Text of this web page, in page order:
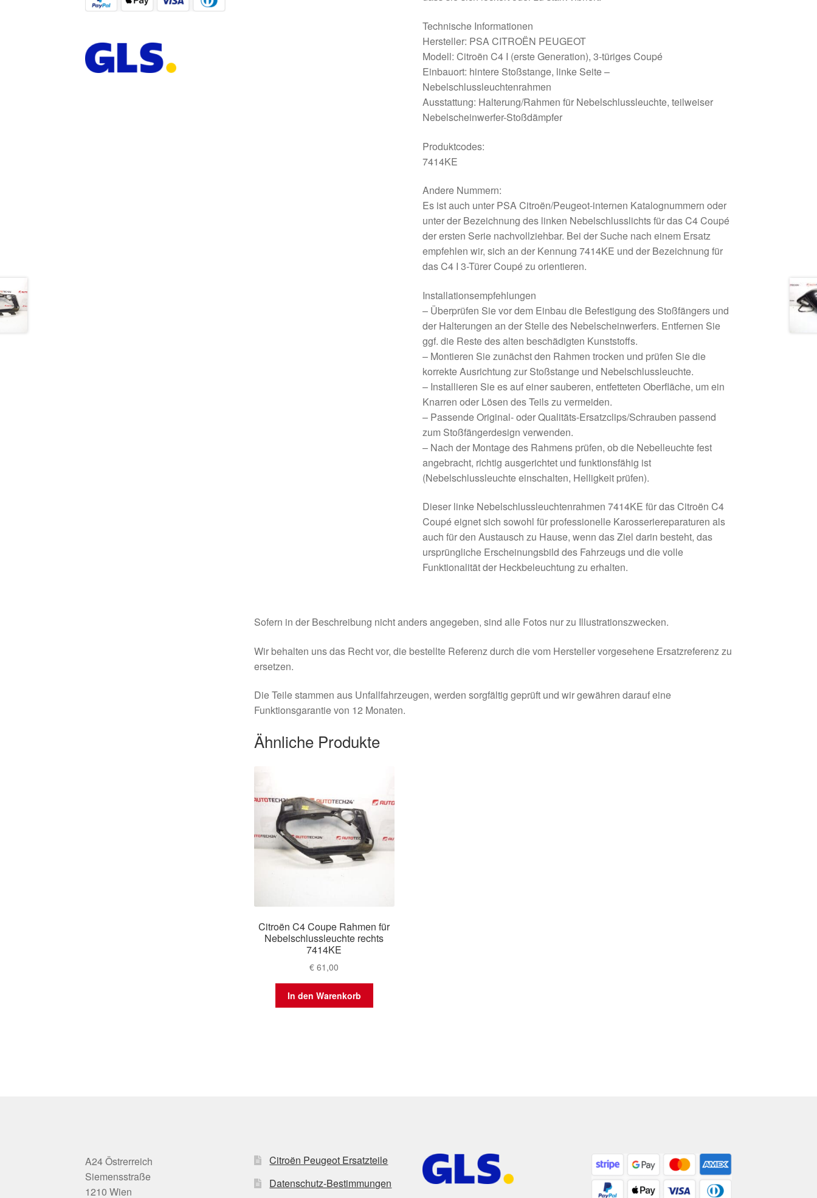
Technische Informationen
Hersteller: PSA CITROËN PEUGEOT
Modell: Citroën C4 I (erste Generation), 3-türiges Coupé
Einbauort: hintere Stoßstange, linke Seite –
Nebelschlussleuchtenrahmen
Ausstattung: Halterung/Rahmen für Nebelschlussleuchte, teilweiser
Nebelscheinwerfer-Stoßdämpfer
Produktcodes:
7414KE
Andere Nummern:
Es ist auch unter PSA Citroën/Peugeot-internen Katalognummern oder
unter der Bezeichnung des linken Nebelschlusslichts für das C4 Coupé
der ersten Serie nachvollziehbar. Bei der Suche nach einem Ersatz
empfehlen wir, sich an der Kennung 7414KE und der Bezeichnung für
das C4 I 3-Türer Coupé zu orientieren.
Installationsempfehlungen
– Überprüfen Sie vor dem Einbau die Befestigung des Stoßfängers und
der Halterungen an der Stelle des Nebelscheinwerfers. Entfernen Sie
ggf. die Reste des alten beschädigten Kunststoffs.
– Montieren Sie zunächst den Rahmen trocken und prüfen Sie die
korrekte Ausrichtung zur Stoßstange und Nebelschlussleuchte.
– Installieren Sie es auf einer sauberen, entfetteten Oberfläche, um ein
Knarren oder Lösen des Teils zu vermeiden.
– Passende Original- oder Qualitäts-Ersatzclips/Schrauben passend
zum Stoßfängerdesign verwenden.
– Nach der Montage des Rahmens prüfen, ob die Nebelleuchte fest
angebracht, richtig ausgerichtet und funktionsfähig ist
(Nebelschlussleuchte einschalten, Helligkeit prüfen).
Dieser linke Nebelschlussleuchtenrahmen 7414KE für das Citroën C4
Coupé eignet sich sowohl für professionelle Karosseriereparaturen als
auch für den Austausch zu Hause, wenn das Ziel darin besteht, das
ursprüngliche Erscheinungsbild des Fahrzeugs und die volle
Funktionalität der Heckbeleuchtung zu erhalten.
Sofern in der Beschreibung nicht anders angegeben, sind alle Fotos nur zu Illustrationszwecken.
Wir behalten uns das Recht vor, die bestellte Referenz durch die vom Hersteller vorgesehene Ersatzreferenz zu
ersetzen.
Die Teile stammen aus Unfallfahrzeugen, werden sorgfältig geprüft und wir gewähren darauf eine
Funktionsgarantie von 12 Monaten.
Ähnliche Produkte
Citroën C4 Coupe Rahmen für
Nebelschlussleuchte rechts
7414KE
€ 61,00
In den Warenkorb
A24 Östrerreich
Siemensstraße
1210 Wien
Citroën Peugeot Ersatzteile
Datenschutz-Bestimmungen